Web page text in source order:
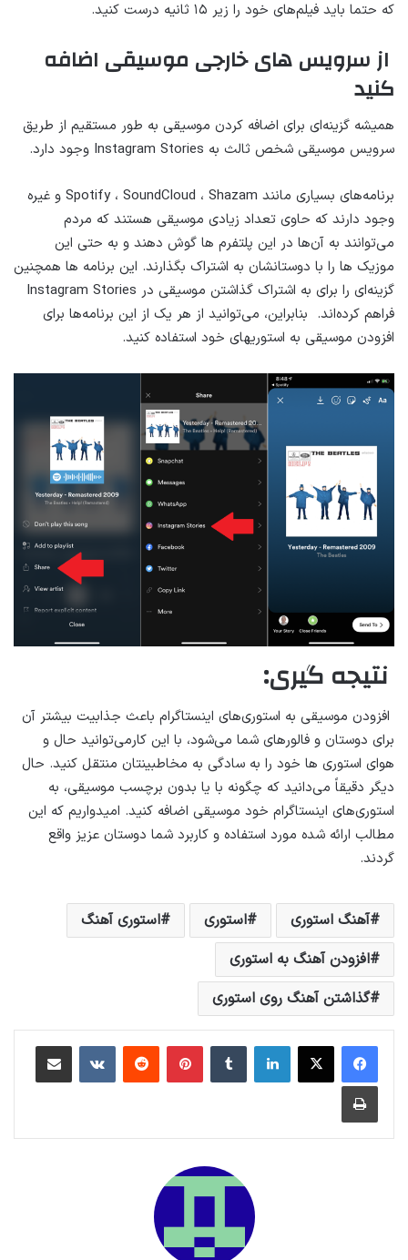
که حتما باید فیلم‌های خود را زیر ۱۵ ثانیه درست کنید.
از سرویس های خارجی موسیقی اضافه
کنید
همیشه گزینه‌ای برای اضافه کردن موسیقی به طور مستقیم از طریق
سرویس موسیقی شخص ثالث به Instagram Stories وجود دارد.
برنامه‌های بسیاری مانند Spotify ، SoundCloud ، Shazam و غیره
وجود دارند که حاوی تعداد زیادی موسیقی هستند که مردم
می‌توانند به آن‌ها در این پلتفرم ها گوش دهند و به حتی این
موزیک ها را با دوستانشان به اشتراک بگذارند. این برنامه ها همچنین
گزینه‌ای را برای به اشتراک گذاشتن موسیقی در Instagram Stories
فراهم کرده‌اند. بنابراین، می‌توانید از هر یک از این برنامه‌ها برای
افزودن موسیقی به استوری‎های خود استفاده کنید.
نتیجه گیری:
افزودن موسیقی به استوری‌های اینستاگرام باعث جذابیت بیشتر آن
برای دوستان و فالورهای شما می‌شود، با این کارمی‌توانید حال و
هوای استوری ها خود را به سادگی به مخاطبینتان منتقل کنید. حال
دیگر دقیقاً می‌دانید که چگونه با یا بدون برچسب موسیقی، به
استوری‌های اینستاگرام خود موسیقی اضافه کنید. امیدواریم که این
مطالب ارائه شده مورد استفاده و کاربرد شما دوستان عزیز واقع
گردند.
آهنگ استوری استوری
استوری آهنگ
افزودن آهنگ به استوری
گذاشتن آهنگ روی استوری
لینکداینتامبلر پینتریستReddit
VKontakteاشتراک گذاری با ایمیل
چاپ